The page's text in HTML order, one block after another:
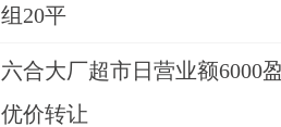
组20平
六合大厂超市日营业额6000
优价转让